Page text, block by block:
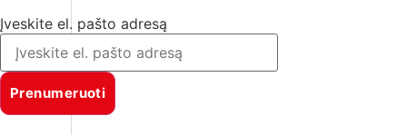
Įveskite el. pašto adresą
Prenumeruoti